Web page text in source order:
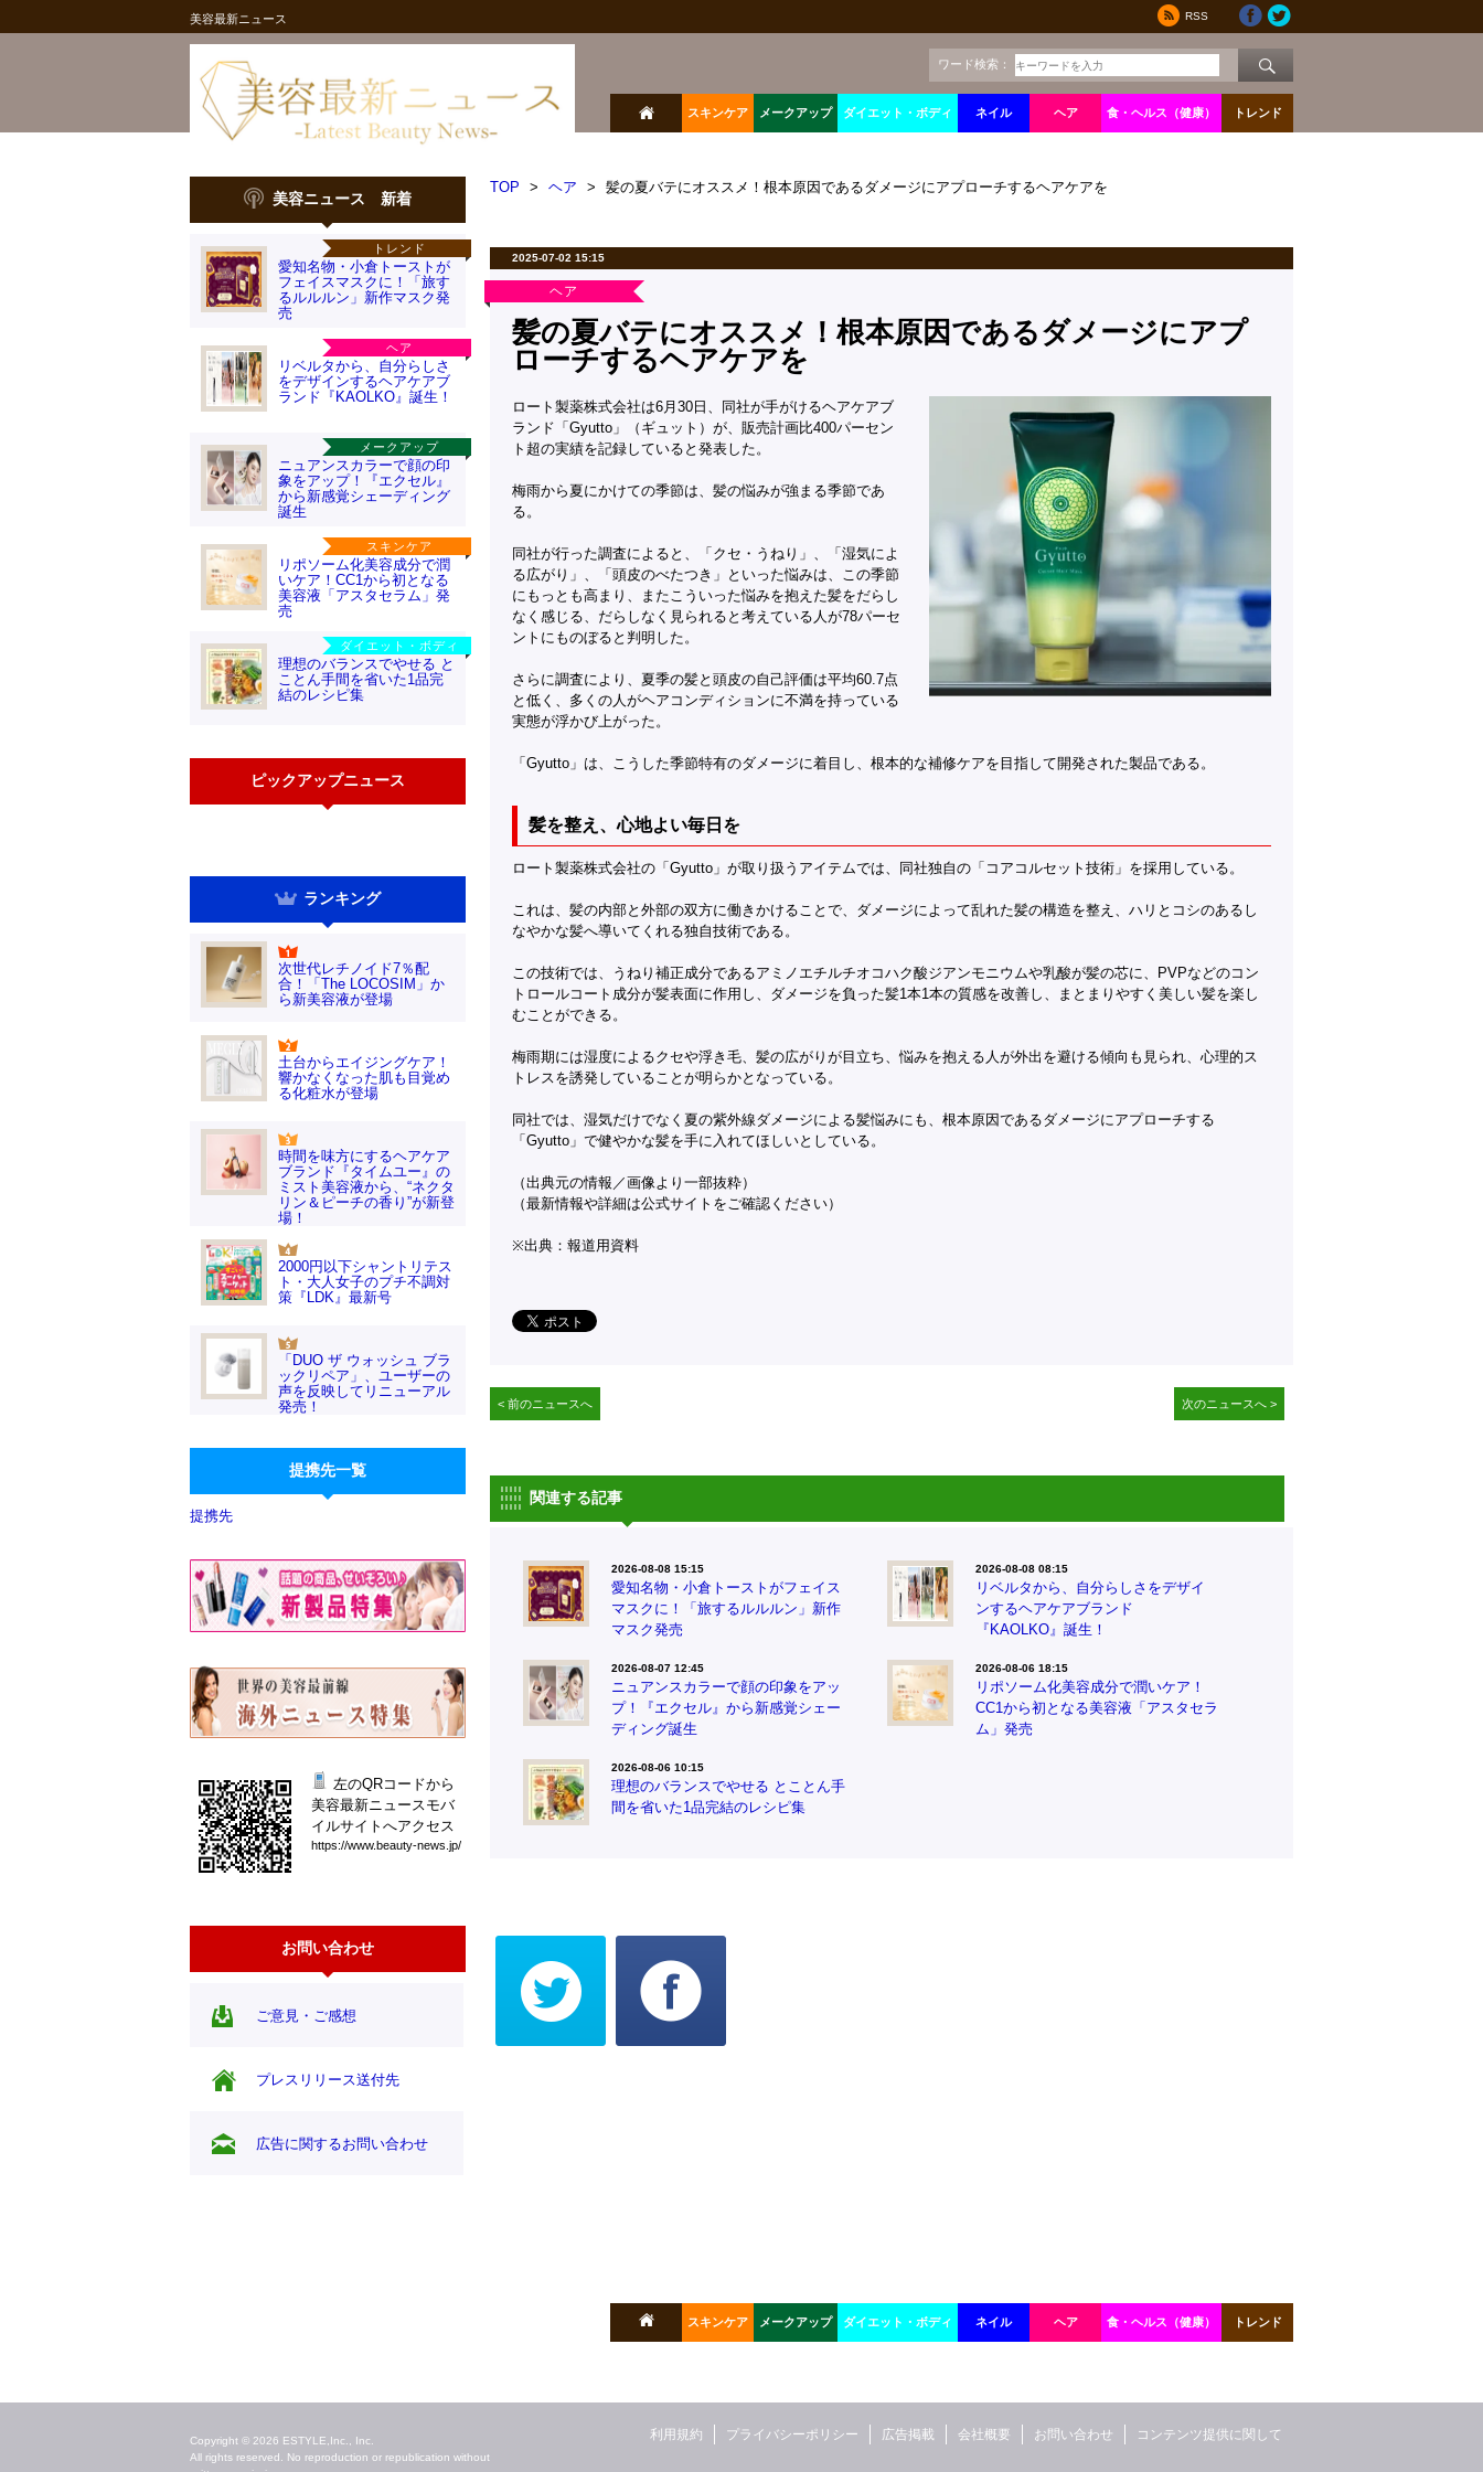
美容最新ニュース RSS
ワード検索：
スキンケア メークアップ ダイエット・ボディ ネイル ヘア 食・ヘルス（健康） トレンド
美容ニュース 新着
トレンド
愛知名物・小倉トーストが
フェイスマスクに！「旅す
るルルルン」新作マスク発
売
ヘア
リベルタから、自分らしさ
をデザインするヘアケアブ
ランド『KAOLKO』誕生！
メークアップ
ニュアンスカラーで顔の印
象をアップ！『エクセル』
から新感覚シェーディング
誕生
スキンケア
リポソーム化美容成分で潤
いケア！CC1から初となる
美容液「アスタセラム」発
売
ダイエット・ボディ
理想のバランスでやせる と
ことん手間を省いた1品完
結のレシピ集
ピックアップニュース
ランキング
次世代レチノイド7％配
合！「The LOCOSIM」か
ら新美容液が登場
土台からエイジングケア！
響かなくなった肌も目覚め
る化粧水が登場
時間を味方にするヘアケア
ブランド『タイムユー』の
ミスト美容液から、“ネクタ
リン＆ピーチの香り”が新登
場！
2000円以下シャントリテス
ト・大人女子のプチ不調対
策『LDK』最新号
「DUO ザ ウォッシュ ブラ
ックリペア」、ユーザーの
声を反映してリニューアル
発売！
提携先一覧
提携先
左のQRコードから
美容最新ニュースモバ
イルサイトへアクセス
https://www.beauty-news. jp/
お問い合わせ
ご意見・ご感想
プレスリリース送付先
広告に関するお問い合わせ
TOP > ヘア > 髪の夏バテにオススメ！根本原因であるダメージにアプローチするヘアケアを
2025-07-02 15:15
ヘア
髪の夏バテにオススメ！根本原因であるダメージにアプ
ローチするヘアケアを
ロート製薬株式会社は6月30日、同社が手がけるヘアケアブ
ランド「Gyutto」（ギュット）が、販売計画比400パーセン
ト超の実績を記録していると発表した。
梅雨から夏にかけての季節は、髪の悩みが強まる季節であ
る。
同社が行った調査によると、「クセ・うねり」、「湿気によ
る広がり」、「頭皮のべたつき」といった悩みは、この季節
にもっとも高まり、またこういった悩みを抱えた髪をだらし
なく感じる、だらしなく見られると考えている人が78パーセ
ントにものぼると判明した。
さらに調査により、夏季の髪と頭皮の自己評価は平均60.7点
と低く、多くの人がヘアコンディションに不満を持っている
実態が浮かび上がった。
「Gyutto」は、こうした季節特有のダメージに着目し、根本的な補修ケアを目指して開発された製品である。
髪を整え、心地よい毎日を
ロート製薬株式会社の「Gyutto」が取り扱うアイテムでは、同社独自の「コアコルセット技術」を採用している。
これは、髪の内部と外部の双方に働きかけることで、ダメージによって乱れた髪の構造を整え、ハリとコシのあるし
なやかな髪へ導いてくれる独自技術である。
この技術では、うねり補正成分であるアミノエチルチオコハク酸ジアンモニウムや乳酸が髪の芯に、PVPなどのコン
トロールコート成分が髪表面に作用し、ダメージを負った髪1本1本の質感を改善し、まとまりやすく美しい髪を楽し
むことができる。
梅雨期には湿度によるクセや浮き毛、髪の広がりが目立ち、悩みを抱える人が外出を避ける傾向も見られ、心理的ス
トレスを誘発していることが明らかとなっている。
同社では、湿気だけでなく夏の紫外線ダメージによる髪悩みにも、根本原因であるダメージにアプローチする
「Gyutto」で健やかな髪を手に入れてほしいとしている。
（出典元の情報／画像より一部抜粋）
（最新情報や詳細は公式サイトをご確認ください）
※出典：報道用資料
< 前のニュースへ 次のニュースへ >
関連する記事
2026-08-08 15:15
愛知名物・小倉トーストがフェイス
マスクに！「旅するルルルン」新作
マスク発売
2026-08-08 08:15
リベルタから、自分らしさをデザイ
ンするヘアケアブランド
『KAOLKO』誕生！
2026-08-07 12:45
ニュアンスカラーで顔の印象をアッ
プ！『エクセル』から新感覚シェー
ディング誕生
2026-08-06 18:15
リポソーム化美容成分で潤いケア！
CC1から初となる美容液「アスタセラ
ム」発売
2026-08-06 10:15
理想のバランスでやせる とことん手
間を省いた1品完結のレシピ集
スキンケア メークアップ ダイエット・ボディ ネイル ヘア 食・ヘルス（健康） トレンド
Copyright © 2026 ESTYLE,Inc., Inc.
All rights reserved. No reproduction or republication without
コンテンツ提供に関して
お問い合わせ
会社概要
広告掲載
プライバシーポリシー
利用規約